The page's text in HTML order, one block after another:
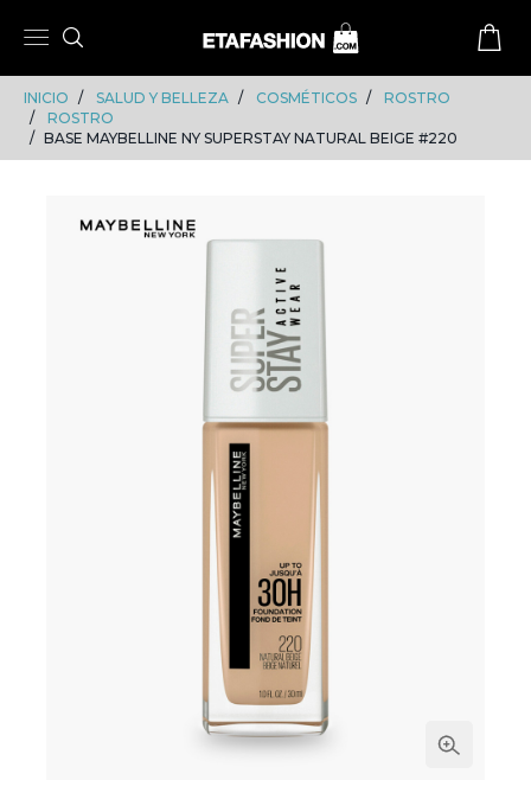
INICIO SALUD Y BELLEZA COSMÉTICOS
ROSTRO
ROSTRO
BASE MAYBELLINE NY SUPERSTAY NATURAL BEIGE #220